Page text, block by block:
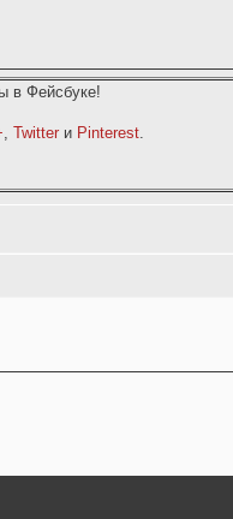
в Фейсбуке!
, Twitter и Pinterest.